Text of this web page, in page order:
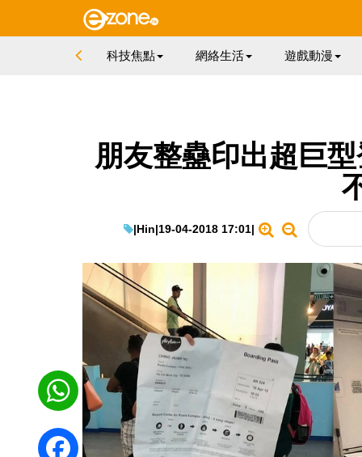
科技焦點 網絡生活 遊戲動漫
朋友整蠱印出超巨
|Hin|19-04-2018 17:01|
WhatsApp